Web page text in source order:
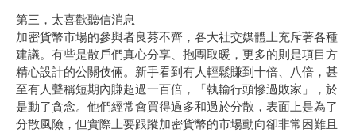
第三，太喜歡聽信消息
加密貨幣市場的參與者良莠不齊，各大社交媒體上充斥著各種
建議。有些是散戶們真心分享、抱團取暖，更多的則是項目方
精心設計的公關伎倆。新手看到有人輕鬆賺到十倍、八倍，甚
至有人聲稱短期內賺超過一百倍，「執輸行頭慘過敗家」，於
是動了貪念。他們經常會買得過多和過於分散，表面上是為了
分散風險，但實際上要跟蹤加密貨幣的市場動向卻非常困難且